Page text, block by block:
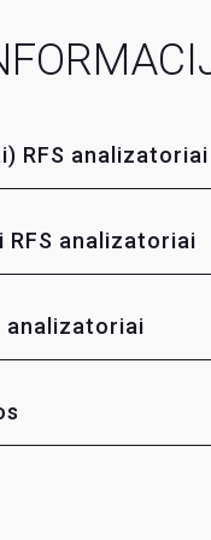
RFS analizatoriai
RFS analizatoriai
analizatoriai